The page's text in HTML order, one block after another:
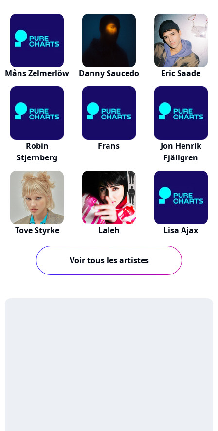
Måns Zelmerlöw Danny Saucedo Eric Saade
Robin
Stjernberg
Frans
Jon Henrik
Fjällgren
Tove Styrke Laleh Lisa Ajax
Voir tous les artistes